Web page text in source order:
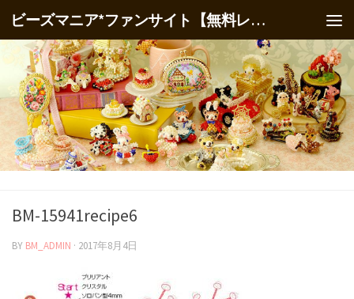
ビーズマニア*ファンサイト【無料レシピ】
BM-15941recipe6
BY BM_ADMIN · 2017年8月4日